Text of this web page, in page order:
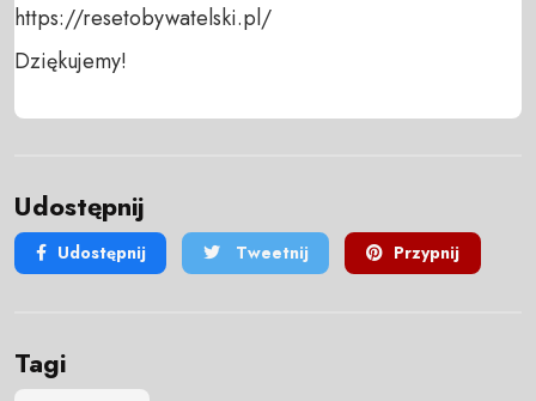
https://resetobywatelski.pl/
Dziękujemy!
Udostępnij
Udostępnij Tweetnij Przypnij
Tagi